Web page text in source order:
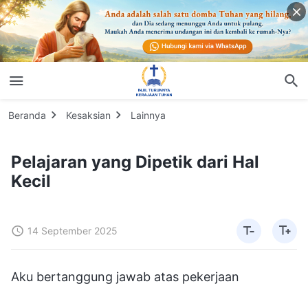
Beranda Kesaksian Lainnya
Pelajaran yang Dipetik dari Hal
Kecil
14 September 2025
Aku bertanggung jawab atas pekerjaan